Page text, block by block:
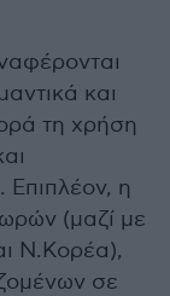
και
τη χρήση
Επιπλέον, η
(μαζί με
Ν.Κορέα),
σε